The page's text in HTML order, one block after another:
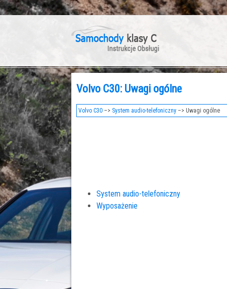
Volvo C30: Uwagi ogólne
Volvo C30 –> System audio-telefoniczny –> Uwagi ogólne
System audio-telefoniczny
Wyposażenie